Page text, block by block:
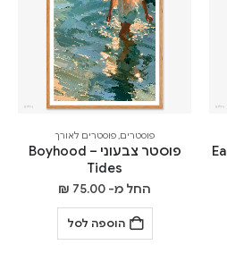
פוסטרים,פוסטרים לאורך
פוסטר צבעוני – Boyhood
Tides
החל מ- ₪ 75.00
הוספה לסל